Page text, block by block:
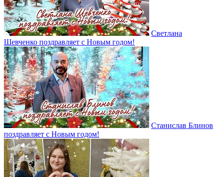
Светлана
Шевченко поздравляет с Новым годом!
Станислав Блинов
поздравляет с Новым годом!